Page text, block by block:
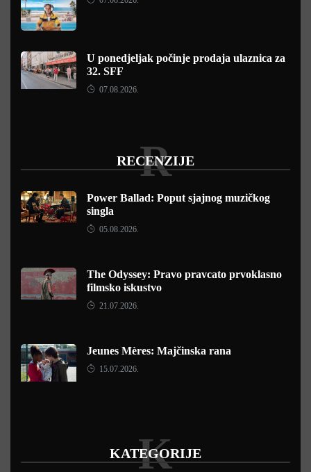
U ponedjeljak počinje prodaja ulaznica za
32. SFF
07.08.2026.
RECENZIJE
R
Power Ballad: Poput sjajnog muzičkog
singla
05.08.2026.
The Odyssey: Pravo pravcato prvoklasno
filmsko iskustvo
21.07.2026.
Jeunes Mères: Majčinska rana
15.07.2026.
KATEGORIJE
K